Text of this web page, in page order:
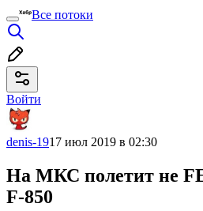
Все потоки
Войти
denis-1917 июл 2019 в 02:30
На МКС полетит не
F-850